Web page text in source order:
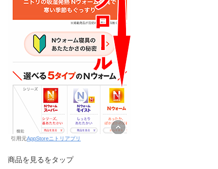
引用元AppStoreニトリアプリ
商品を見るをタップ